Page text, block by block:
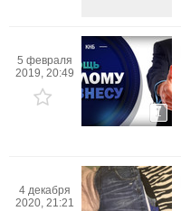
5 февраля
2019, 20:49
1
4 декабря
2020, 21:21